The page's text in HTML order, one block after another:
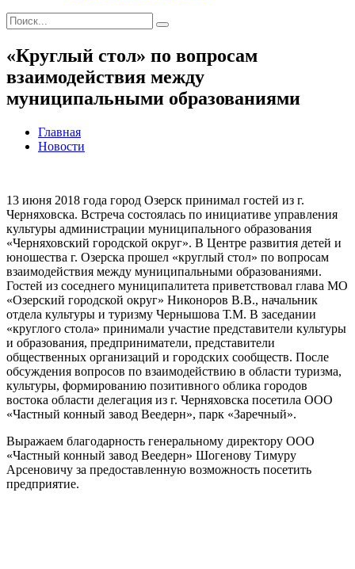
«Круглый стол» по вопросам
взаимодействия между
муниципальными образованиями
Главная
Новости
13 июня 2018 года город Озерск принимал гостей из г.
Черняховска. Встреча состоялась по инициативе управления
культуры администрации муниципального образования
«Черняховский городской округ». В Центре развития детей и
юношества г. Озерска прошел «круглый стол» по вопросам
взаимодействия между муниципальными образованиями.
Гостей из соседнего муниципалитета приветствовал глава МО
«Озерский городской округ» Никоноров В.В., начальник
отдела культуры и туризму Чернышова Т.М. В заседании
«круглого стола» принимали участие представители культуры
и образования, предприниматели, представители
общественных организаций и городских сообществ. После
обсуждения вопросов по взаимодействию в области туризма,
культуры, формированию позитивного облика городов
востока области делегация из г. Черняховска посетила ООО
«Частный конный завод Веедерн», парк «Заречный».
Выражаем благодарность генеральному директору ООО
«Частный конный завод Веедерн» Шогенову Тимуру
Арсеновичу за предоставленную возможность посетить
предприятие.